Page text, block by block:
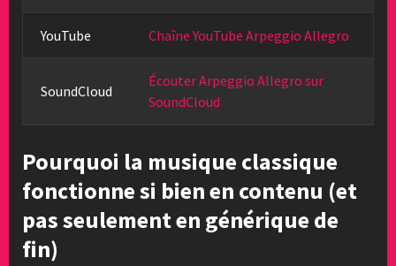
YouTube Chaîne YouTube Arpeggio Allegro
SoundCloud
Écouter Arpeggio Allegro sur
SoundCloud
Pourquoi la musique classique
fonctionne si bien en contenu (et
pas seulement en générique de
fin)